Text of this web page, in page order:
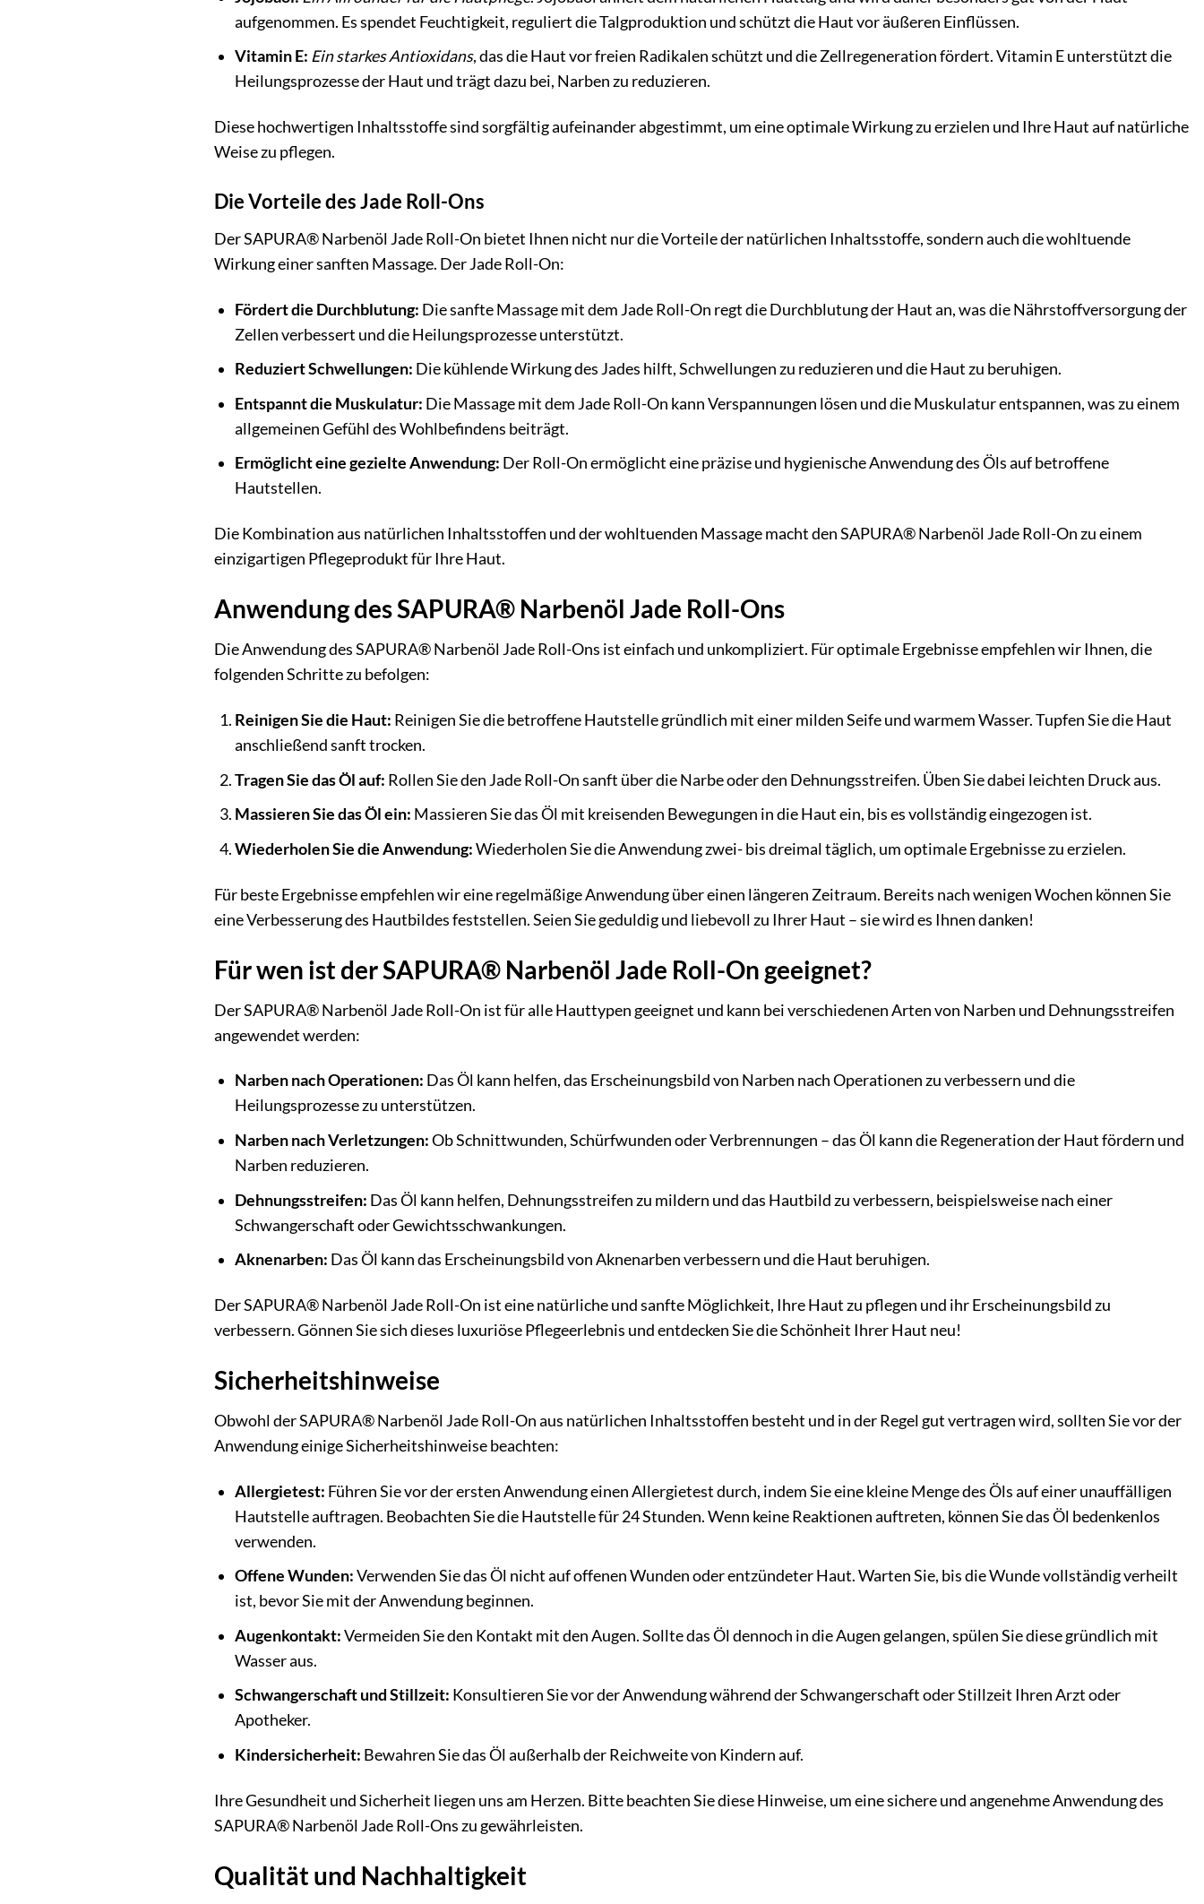
aufgenommen. Es spendet Feuchtigkeit, reguliert die Talgproduktion und schützt die Haut vor äußeren Einflüssen.
Vitamin E: Ein starkes Antioxidans, das die Haut vor freien Radikalen schützt und die Zellregeneration fördert. Vitamin E unterstützt die
Heilungsprozesse der Haut und trägt dazu bei, Narben zu reduzieren.
Diese hochwertigen Inhaltsstoffe sind sorgfältig aufeinander abgestimmt, um eine optimale Wirkung zu erzielen und Ihre Haut auf natürliche
Weise zu pflegen.
Die Vorteile des Jade Roll-Ons
Der SAPURA® Narbenöl Jade Roll-On bietet Ihnen nicht nur die Vorteile der natürlichen Inhaltsstoffe, sondern auch die wohltuende
Wirkung einer sanften Massage. Der Jade Roll-On:
Fördert die Durchblutung: Die sanfte Massage mit dem Jade Roll-On regt die Durchblutung der Haut an, was die Nährstoffversorgung der
Zellen verbessert und die Heilungsprozesse unterstützt.
Reduziert Schwellungen: Die kühlende Wirkung des Jades hilft, Schwellungen zu reduzieren und die Haut zu beruhigen.
Entspannt die Muskulatur: Die Massage mit dem Jade Roll-On kann Verspannungen lösen und die Muskulatur entspannen, was zu einem
allgemeinen Gefühl des Wohlbefindens beiträgt.
Ermöglicht eine gezielte Anwendung: Der Roll-On ermöglicht eine präzise und hygienische Anwendung des Öls auf betroffene
Hautstellen.
Die Kombination aus natürlichen Inhaltsstoffen und der wohltuenden Massage macht den SAPURA® Narbenöl Jade Roll-On zu einem
einzigartigen Pflegeprodukt für Ihre Haut.
Anwendung des SAPURA® Narbenöl Jade Roll-Ons
Die Anwendung des SAPURA® Narbenöl Jade Roll-Ons ist einfach und unkompliziert. Für optimale Ergebnisse empfehlen wir Ihnen, die
folgenden Schritte zu befolgen:
Reinigen Sie die Haut: Reinigen Sie die betroffene Hautstelle gründlich mit einer milden Seife und warmem Wasser. Tupfen Sie die Haut
anschließend sanft trocken.
Tragen Sie das Öl auf: Rollen Sie den Jade Roll-On sanft über die Narbe oder den Dehnungsstreifen. Üben Sie dabei leichten Druck aus.
Massieren Sie das Öl ein: Massieren Sie das Öl mit kreisenden Bewegungen in die Haut ein, bis es vollständig eingezogen ist.
Wiederholen Sie die Anwendung:Wiederholen Sie die Anwendung zwei- bis dreimal täglich, um optimale Ergebnisse zu erzielen.
Für beste Ergebnisse empfehlen wir eine regelmäßige Anwendung über einen längeren Zeitraum. Bereits nach wenigen Wochen können Sie
eine Verbesserung des Hautbildes feststellen. Seien Sie geduldig und liebevoll zu Ihrer Haut – sie wird es Ihnen danken!
Für wen ist der SAPURA® Narbenöl Jade Roll-On geeignet?
Der SAPURA® Narbenöl Jade Roll-On ist für alle Hauttypen geeignet und kann bei verschiedenen Arten von Narben und Dehnungsstreifen
angewendet werden:
Narben nach Operationen: Das Öl kann helfen, das Erscheinungsbild von Narben nach Operationen zu verbessern und die
Heilungsprozesse zu unterstützen.
Narben nach Verletzungen:Ob Schnittwunden, Schürfwunden oder Verbrennungen – das Öl kann die Regeneration der Haut fördern und
Narben reduzieren.
Dehnungsstreifen: Das Öl kann helfen, Dehnungsstreifen zu mildern und das Hautbild zu verbessern, beispielsweise nach einer
Schwangerschaft oder Gewichtsschwankungen.
Aknenarben: Das Öl kann das Erscheinungsbild von Aknenarben verbessern und die Haut beruhigen.
Der SAPURA® Narbenöl Jade Roll-On ist eine natürliche und sanfte Möglichkeit, Ihre Haut zu pflegen und ihr Erscheinungsbild zu
verbessern. Gönnen Sie sich dieses luxuriöse Pflegeerlebnis und entdecken Sie die Schönheit Ihrer Haut neu!
Sicherheitshinweise
Obwohl der SAPURA® Narbenöl Jade Roll-On aus natürlichen Inhaltsstoffen besteht und in der Regel gut vertragen wird, sollten Sie vor der
Anwendung einige Sicherheitshinweise beachten:
Allergietest: Führen Sie vor der ersten Anwendung einen Allergietest durch, indem Sie eine kleine Menge des Öls auf einer unauffälligen
Hautstelle auftragen. Beobachten Sie die Hautstelle für 24 Stunden. Wenn keine Reaktionen auftreten, können Sie das Öl bedenkenlos
verwenden.
Offene Wunden:Verwenden Sie das Öl nicht auf offenen Wunden oder entzündeter Haut. Warten Sie, bis die Wunde vollständig verheilt
ist, bevor Sie mit der Anwendung beginnen.
Augenkontakt:Vermeiden Sie den Kontakt mit den Augen. Sollte das Öl dennoch in die Augen gelangen, spülen Sie diese gründlich mit
Wasser aus.
Schwangerschaft und Stillzeit: Konsultieren Sie vor der Anwendung während der Schwangerschaft oder Stillzeit Ihren Arzt oder
Apotheker.
Kindersicherheit: Bewahren Sie das Öl außerhalb der Reichweite von Kindern auf.
Ihre Gesundheit und Sicherheit liegen uns am Herzen. Bitte beachten Sie diese Hinweise, um eine sichere und angenehme Anwendung des
SAPURA® Narbenöl Jade Roll-Ons zu gewährleisten.
Qualität und Nachhaltigkeit